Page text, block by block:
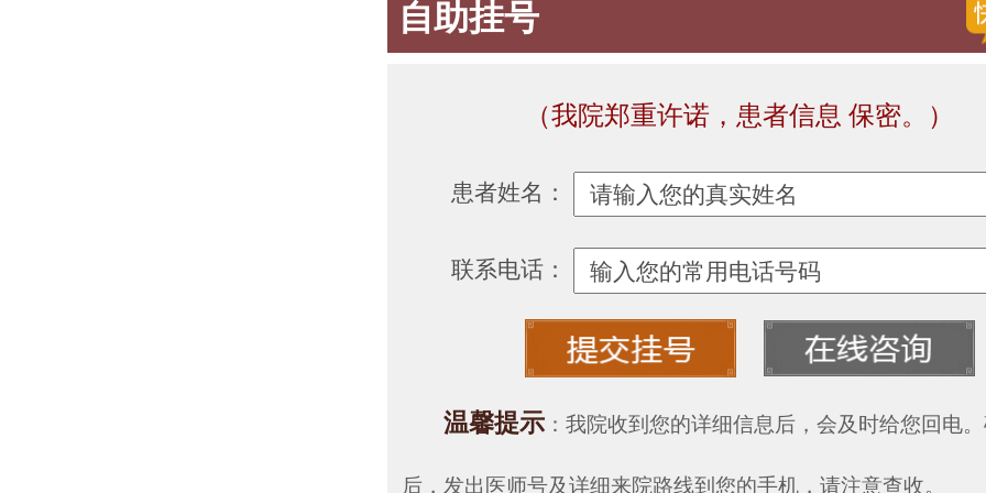
自助挂号
（我院郑重许诺，患者信息 保密。）
患者姓名：
联系电话：
温馨提示 ：我院收到您的详细信息后，会及时给您回电
后，发出医师号及详细来院路线到您的手机，请注意查收。